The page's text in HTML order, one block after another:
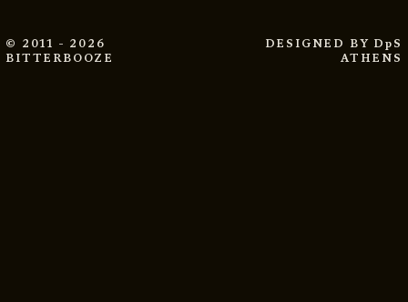
© 2011 - 2026
BITTERBOOZE
DESIGNED BY DpS
ATHENS